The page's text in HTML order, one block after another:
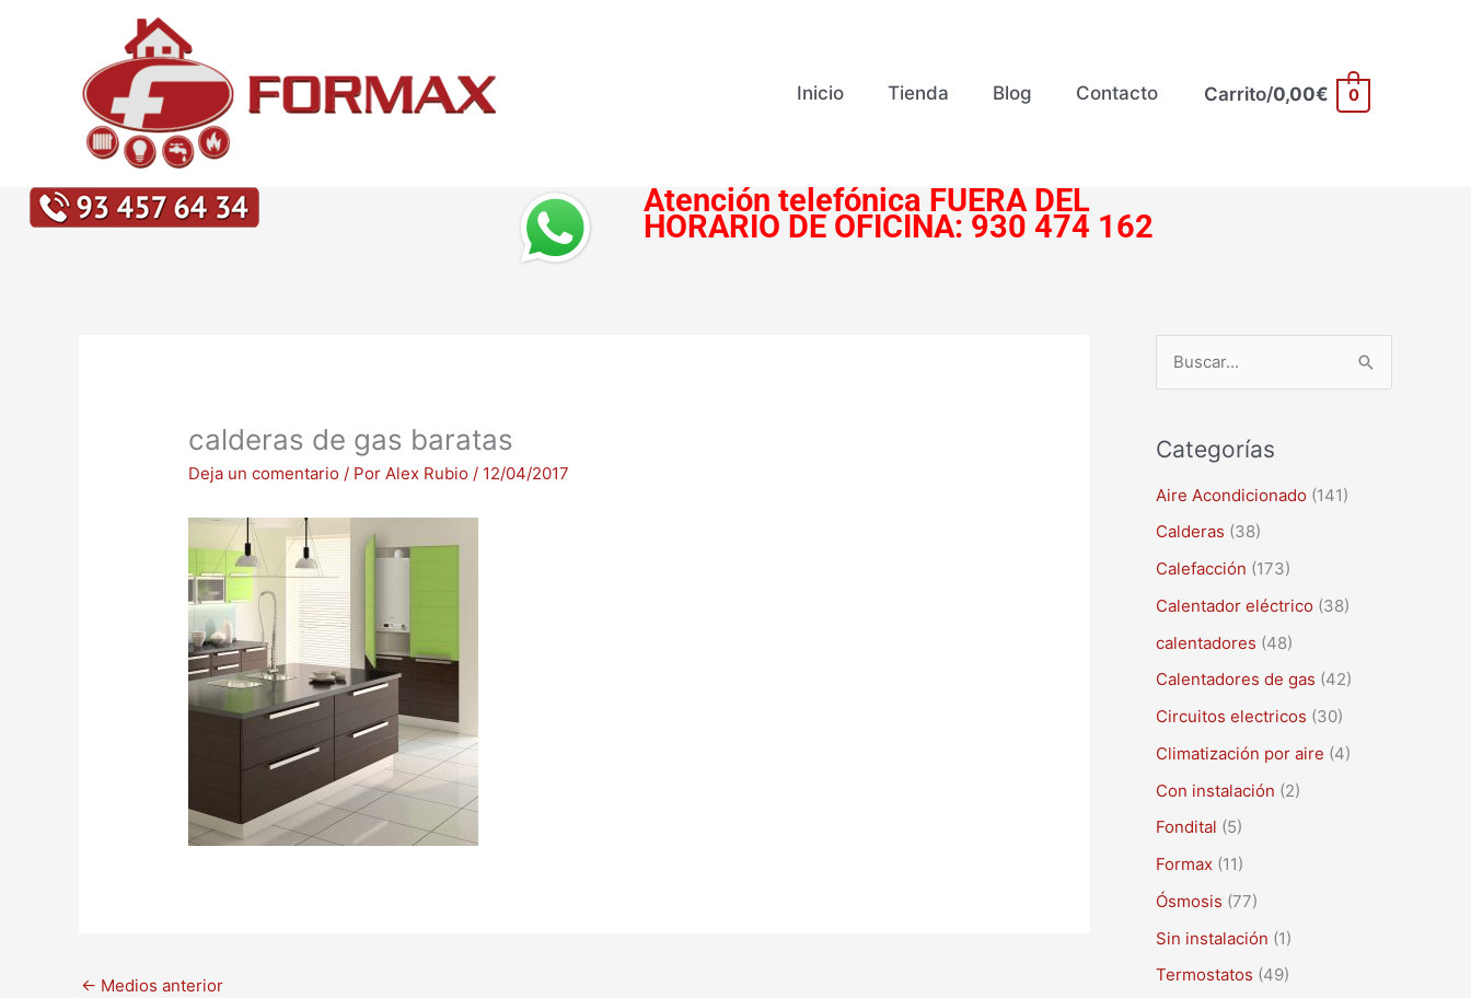
Inicio Tienda Blog Contacto Carrito/0,00€ 0
Atención telefónica FUERA DEL
HORARIO DE OFICINA: 930 474 162
calderas de gas baratas
Deja un comentario / PorAlex Rubio / 12/04/2017
← Medios anterior
c
a
r
p
o
Categorías
Aire Acondicionado (141)
Calderas (38)
Calefacción (173)
Calentador eléctrico (38)
calentadores (48)
Calentadores de gas (42)
Circuitos electricos (30)
Climatización por aire (4)
Con instalación (2)
Fondital (5)
Formax (11)
Ósmosis (77)
Sin instalación (1)
Termostatos (49)